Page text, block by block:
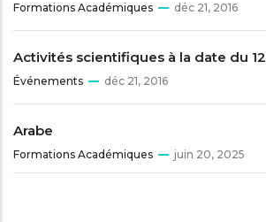
Formations Académiques déc 21, 2016
Activités scientifiques à la date du
Événements déc 21, 2016
Arabe
Formations Académiques juin 20, 2025